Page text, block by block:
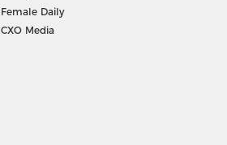
Female Daily
CXO Media